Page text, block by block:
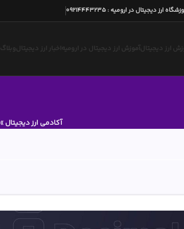
ارز دیجیتال در ارومیه :
09214443235
ارز دیجیتالآموزش ارز دیجیتال در ارومیه اخبار ارز دیجیتالوبلاگ
آکادمی ارز دیجیتال»